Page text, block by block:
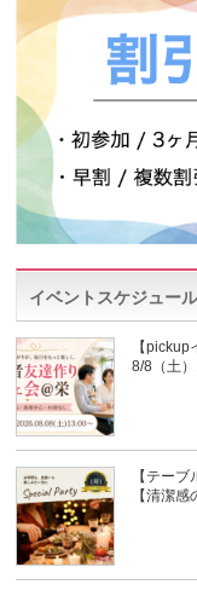
イベントスケジュー
【
8/8（土
【テー
【清潔